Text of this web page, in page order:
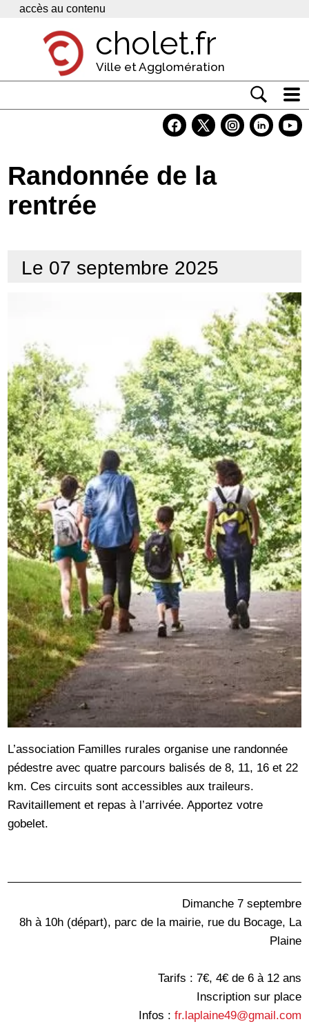
Panneau de gestion des cookies
accès au contenu
cholet.fr
Ville et Agglomération
Economie
Services
Randonnée de la
rentrée
Le 07 septembre 2025
L’association Familles rurales organise une randonnée
pédestre avec quatre parcours balisés de 8, 11, 16 et 22
km. Ces circuits sont accessibles aux traileurs.
Ravitaillement et repas à l’arrivée. Apportez votre
gobelet.
Dimanche 7 septembre
8h à 10h (départ), parc de la mairie, rue du Bocage, La
Plaine
Tarifs : 7€, 4€ de 6 à 12 ans
Inscription sur place
Infos : fr.laplaine49@gmail.com